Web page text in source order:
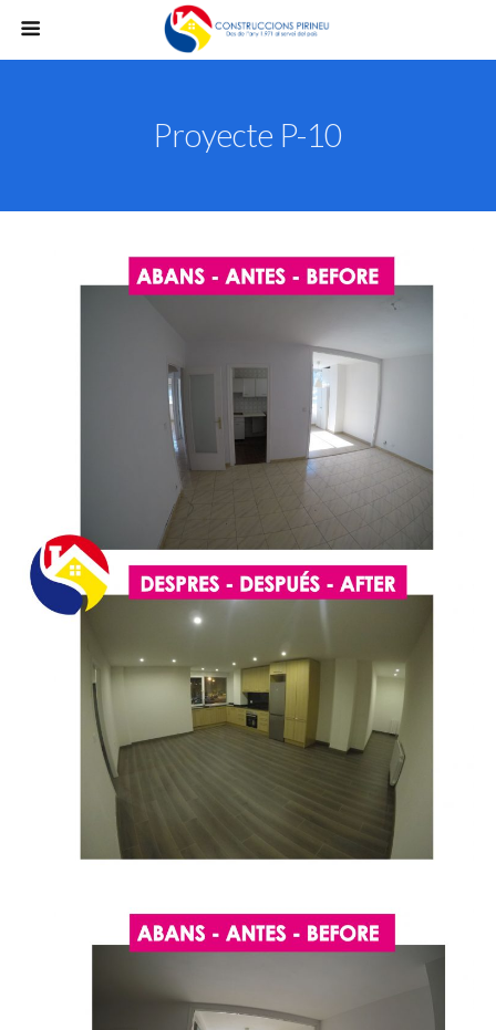
Proyecte P-10